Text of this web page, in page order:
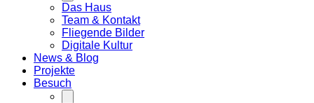
Das Haus
Team & Kontakt
Fliegende Bilder
Digitale Kultur
News & Blog
Projekte
Besuch